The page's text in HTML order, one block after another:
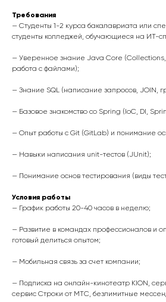
Требования
— Студенты 1-2 курса бакалавриата или
студенты колледжей, обучающиеся на ИТ-
— Уверенное знание Java Core (Collections,
работа с файлами);
— Знание SQL (написание запросов, JOIN,
— Базовое знакомство со Spring (IoC, DI,
— Опыт работы с Git (GitLab) и понимание
— Навыки написания unit-тестов (JUnit);
— Понимание основ тестирования (виды
Условия работы
— График работы 20-40 часов в неделю;
— Развитие в командах профессионалов и
готовый делиться опытом;
— Мобильная связь за счет компании;
— Подписка на онлайн-кинотеатр KION,
сервис Строки от МТС, безлимитные